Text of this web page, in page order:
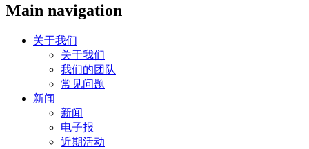
Main navigation
关于我们
关于我们
我们的团队
常见问题
新闻
新闻
电子报
近期活动